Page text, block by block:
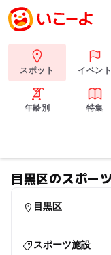
スポット イベント
年齢別 特集
目黒区のスポー
目黒区
スポーツ施設